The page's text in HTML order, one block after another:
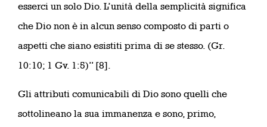
esserci un solo Dio. L’unità della semplicità significa
che Dio non è in alcun senso composto di parti o
aspetti che siano esistiti prima di se stesso. (Gr.
10:10; 1 Gv. 1:5)” [8].
Gli attributi comunicabili di Dio sono quelli che
sottolineano la sua immanenza e sono, primo,